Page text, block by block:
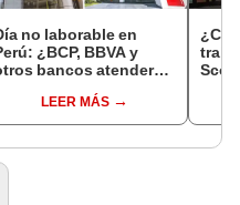
no laborable en
¿BCP, BBVA y
bancos atenderán
LEER MÁS